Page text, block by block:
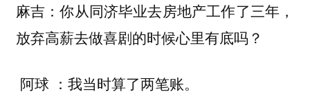
麻吉：你从同济毕业去房地产工作了三年，
放弃高薪去做喜剧的时候心里有底吗？
阿球 ： 我当时算了两笔账。